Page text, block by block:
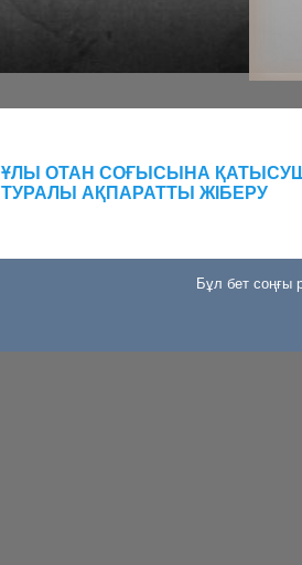
ҰЛЫ ОТАН СОҒЫСЫНА
ТУРАЛЫ АҚПАРАТТЫ ЖІБЕРУ
Бұл бет соңғы